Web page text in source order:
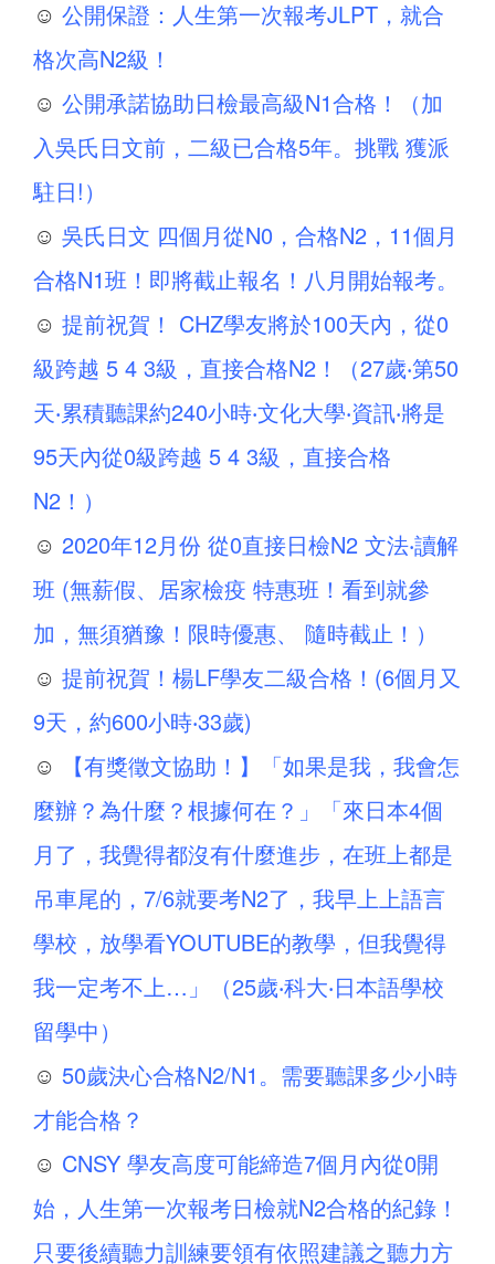
☺ 公開保證：人生第一次報考JLPT，就合
格次高N2級！
☺ 公開承諾協助日檢最高級N1合格！（加
入吳氏日文前，二級已合格5年。挑戰 獲派
駐日!）
☺ 吳氏日文 四個月從N0，合格N2，11個月
合格N1班！即將截止報名！八月開始報考。
☺ 提前祝賀！ CHZ學友將於100天內，從0
級跨越 5 4 3級，直接合格N2！（27歲‧第50
天‧累積聽課約240小時‧文化大學‧資訊‧將是
95天內從0級跨越 5 4 3級，直接合格
N2！）
☺ 2020年12月份 從0直接日檢N2 文法‧讀解
班 (無薪假、居家檢疫 特惠班！看到就參
加，無須猶豫！限時優惠、 隨時截止！）
☺ 提前祝賀！楊LF學友二級合格！(6個月又
9天，約600小時‧33歲)
☺
【有獎徵文協助！】「如果是我，我會怎
麼辦？為什麼？根據何在？」「來日本4個
月了，我覺得都沒有什麼進步，在班上都是
吊車尾的，7/6就要考N2了，我早上上語言
學校，放學看YOUTUBE的教學，但我覺得
我一定考不上…」（25歲‧科大‧日本語學校
留學中）
☺ 50歲決心合格N2/N1。需要聽課多少小時
才能合格？
☺ CNSY 學友高度可能締造7個月內從0開
始，人生第一次報考日檢就N2合格的紀錄！
只要後續聽力訓練要領有依照建議之聽力方